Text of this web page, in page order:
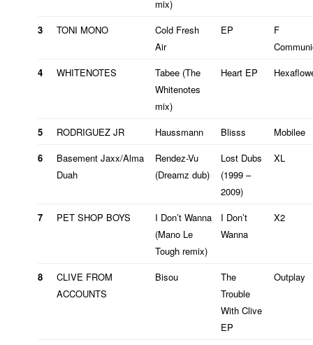
mix)
3 TONI MONO
Cold Fresh
Air
EP
F
4
WHITENOTES
Tabee (The
Whitenotes
mix)
Heart EP
5 RODRIGUEZ JR Haussmann Blisss
Mobilee
6
Basement Jaxx/Alma
Duah
Rendez-Vu
(Dreamz dub)
Lost Dubs
(1999 –
2009)
XL
7 PET SHOP BOYS
I Don’t Wanna
(Mano Le
Tough remix)
I Don’t
Wanna
X2
8
CLIVE FROM
ACCOUNTS
Bisou
The
Trouble
With Clive
EP
Outplay